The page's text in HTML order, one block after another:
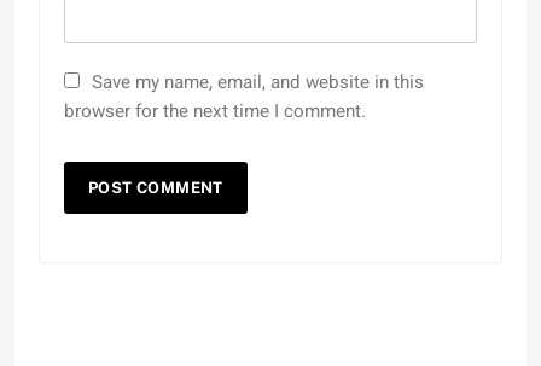
Save my name, email, and website in this
browser for the next time I comment.